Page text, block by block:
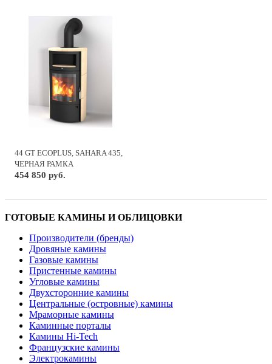
44 GT ECOPLUS, SAHARA 435,
ЧЕРНАЯ РАМКА
454 850 руб.
ГОТОВЫЕ КАМИНЫ И ОБЛИЦОВКИ
Производители (бренды)
Дровяные камины
Газовые камины
Пристенные камины
Угловые камины
Двухсторонние камины
Центральные (островные) камины
Мраморные камины
Каминные порталы
Камины Hi-Tech
Французские камины
Электрокамины